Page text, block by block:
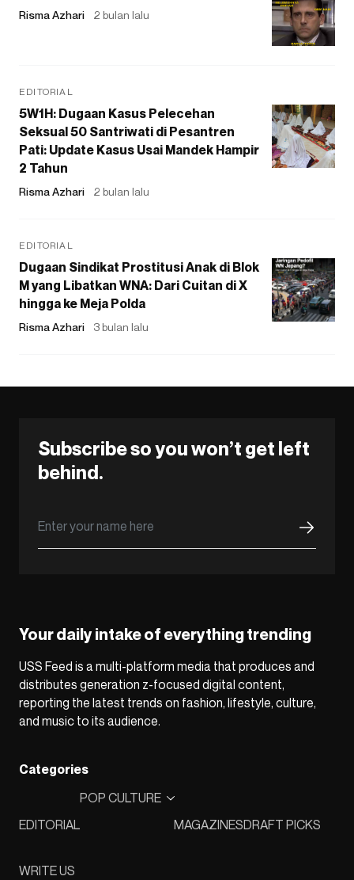
Risma Azhari 2 bulan lalu
EDITORIAL
5W1H: Dugaan Kasus Pelecehan
Seksual 50 Santriwati di Pesantren
Pati: Update Kasus Usai Mandek Hampir
2 Tahun
Risma Azhari 2 bulan lalu
EDITORIAL
Dugaan Sindikat Prostitusi Anak di Blok
M yang Libatkan WNA: Dari Cuitan di X
hingga ke Meja Polda
Risma Azhari 3 bulan lalu
Subscribe so you won’t get left
behind.
Your daily intake of everything trending
USS Feed is a multi-platform media that produces and
distributes generation z-focused digital content,
reporting the latest trends on fashion, lifestyle, culture,
and music to its audience.
Categories
EDITORIAL
POP CULTURE
MAGAZINESDRAFT PICKS
WRITE US